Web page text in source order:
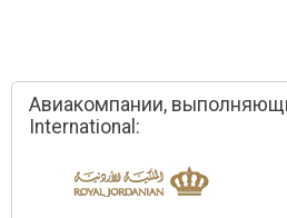
Авиакомпании,
International: